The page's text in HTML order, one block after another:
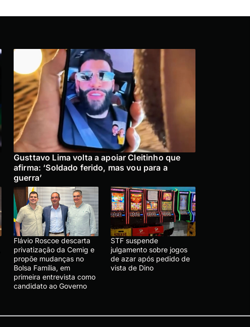
Gusttavo Lima volta a apoiar Cleitinho que
afirma: ‘Soldado ferido, mas vou para a
guerra’
Flávio Roscoe descarta
privatização da Cemig e
propõe mudanças no
Bolsa Família, em
primeira entrevista como
candidato ao Governo
STF suspende
julgamento sobre jogos
de azar após pedido de
vista de Dino